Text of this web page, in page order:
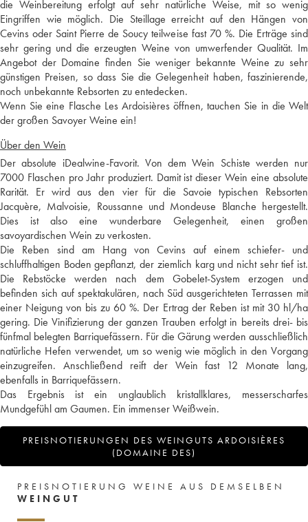
die Weinbereitung erfolgt auf sehr natürliche Weise, mit so wenig
Eingriffen wie möglich. Die Steillage erreicht auf den Hängen von
Cevins oder Saint Pierre de Soucy teilweise fast 70 %. Die Erträge sind
sehr gering und die erzeugten Weine von umwerfender Qualität. Im
Angebot der Domaine finden Sie weniger bekannte Weine zu sehr
günstigen Preisen, so dass Sie die Gelegenheit haben, faszinierende,
noch unbekannte Rebsorten zu entedecken.
Wenn Sie eine Flasche Les Ardoisières öffnen, tauchen Sie in die Welt
der großen Savoyer Weine ein!
Über den Wein
Der absolute iDealwine-Favorit. Von dem Wein Schiste werden nur
7000 Flaschen pro Jahr produziert. Damit ist dieser Wein eine absolute
Rarität. Er wird aus den vier für die Savoie typischen Rebsorten
Jacquère, Malvoisie, Roussanne und Mondeuse Blanche hergestellt.
Dies ist also eine wunderbare Gelegenheit, einen großen
savoyardischen Wein zu verkosten.
Die Reben sind am Hang von Cevins auf einem schiefer- und
schluffhaltigen Boden gepflanzt, der ziemlich karg und nicht sehr tief ist.
Die Rebstöcke werden nach dem Gobelet-System erzogen und
befinden sich auf spektakulären, nach Süd ausgerichteten Terrassen mit
einer Neigung von bis zu 60 %. Der Ertrag der Reben ist mit 30 hl/ha
gering. Die Vinifizierung der ganzen Trauben erfolgt in bereits drei- bis
fünfmal belegten Barriquefässern. Für die Gärung werden ausschließlich
natürliche Hefen verwendet, um so wenig wie möglich in den Vorgang
einzugreifen. Anschließend reift der Wein fast 12 Monate lang,
ebenfalls in Barriquefässern.
Das Ergebnis ist ein unglaublich kristallklares, messerscharfes
Mundgefühl am Gaumen. Ein immenser Weißwein.
PREISNOTIERUNGEN DES WEINGUTS ARDOISIÈRES
(DOMAINE DES)
PREISNOTIERUNG WEINE AUS DEMSELBEN
WEINGUT